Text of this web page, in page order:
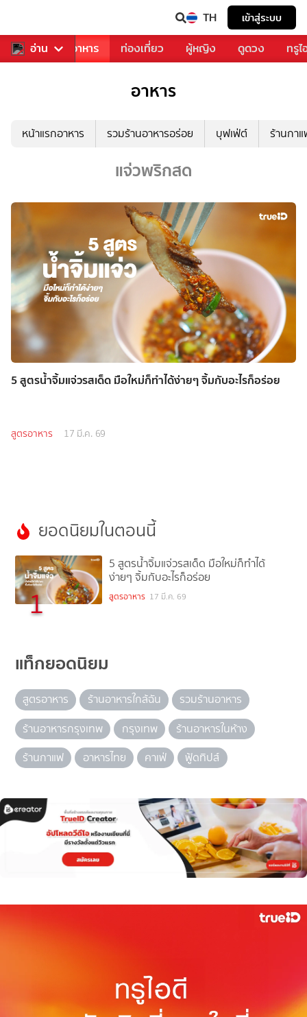
TH เข้าสู่ระบบ
อ่าน
การเพลง อาหาร ท่องเที่ยว ผู้หญิง ดูดวง ทรู
อาหาร
หน้าแรกอาหาร รวมร้านอาหารอร่อย บุฟเฟ่ต์ ร้านกา
แจ่วพริกสด
5 สูตรน้ำจิ้มแจ่วรสเด็ด มือใหม่ก็ทำได้ง่ายๆ จิ้มกับอะไรก็อร่อย
สูตรอาหาร 17 มี.ค. 69
ยอดนิยมในตอนนี้
1
5 สูตรน้ำจิ้มแจ่วรสเด็ด มือใหม่ก็ทำได้
ง่ายๆ จิ้มกับอะไรก็อร่อย
สูตรอาหาร 17 มี.ค. 69
แท็กยอดนิยม
สูตรอาหาร ร้านอาหารใกล้ฉัน
รวมร้านอาหาร
ร้านอาหารกรุงเทพ
กรุงเทพ
ร้านอาหารในห้าง
ร้านกาแฟ
อาหารไทย คาเฟ่ ฟู้ดทิปส์